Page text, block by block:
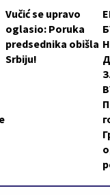
Vučić se upravo
oglasio: Poruka
predsednika obišla
Srbiju!